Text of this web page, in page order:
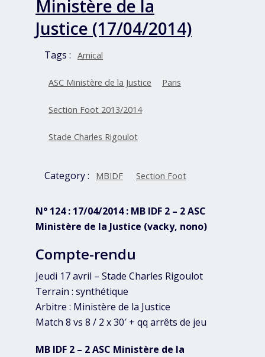
Ministère de la
Justice (17/04/2014)
Tags : Amical
ASC Ministère de la Justice Paris
Section Foot 2013/2014
Stade Charles Rigoulot
Category : MBIDF Section Foot
N° 124 : 17/04/2014 : MB IDF 2 – 2 ASC
Ministère de la Justice (vacky, nono)
Compte-rendu
Jeudi 17 avril – Stade Charles Rigoulot
Terrain : synthétique
Arbitre : Ministère de la Justice
Match 8 vs 8 / 2 x 30′ + qq arrêts de jeu
MB IDF 2 – 2 ASC Ministère de la